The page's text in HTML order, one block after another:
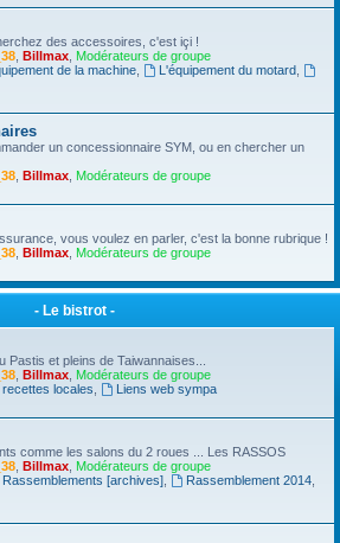
des accessoires, c'est içi !
Billmax Modérateurs de groupe
de la machine, L'équipement du motard,
un concessionnaire SYM, ou en chercher un
Billmax Modérateurs de groupe
vous voulez en parler, c'est la bonne rubrique !
Billmax Modérateurs de groupe
- Le bistrot -
Pastis et pleins de Taiwannaises...
Billmax Modérateurs de groupe
recettes locales
Liens web sympa
comme les salons du 2 roues ... Les RASSOS
Billmax Modérateurs de groupe
Rassemblements [archives], Rassemblement 2014,